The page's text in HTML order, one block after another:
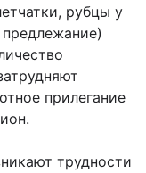
рубцы у
прилегание
трудности